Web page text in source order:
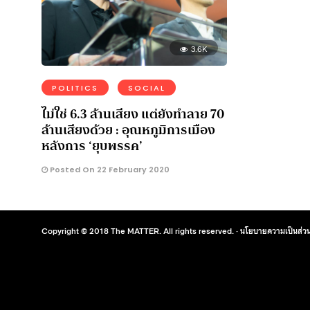
3.6K
POLITICS SOCIAL
ไม่ใช่ 6.3 ล้านเสียง แต่ยังทำลาย 70
ล้านเสียงด้วย : อุณหภูมิการเมือง
หลังการ ‘ยุบพรรค’
Posted On 22 February 2020
Copyright © 2018 The MATTER. All rights reserved. ·นโยบายความเป็นส่ว